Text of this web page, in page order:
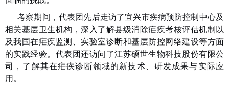
考察期间，代表团先后走访了宜兴市疾病预防控制中心及
相关基层卫生机构，深入了解县级消除疟疾考核评估机制以
及我国在疟疾监测、实验室诊断和基层防控网络建设等方面
的实践经验。代表团还访问了江苏硕世生物科技股份有限公
司，了解其在疟疾诊断领域的新技术、研发成果与实际应
用。